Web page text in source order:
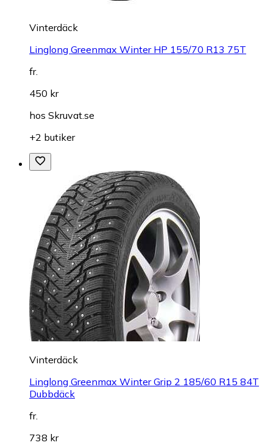
Vinterdäck
Linglong Greenmax Winter HP 155/70 R13 75T
fr.
450 kr
hos Skruvat.se
+2 butiker
Vinterdäck
Linglong Greenmax Winter Grip 2 185/60 R15 84T
Dubbdäck
fr.
738 kr